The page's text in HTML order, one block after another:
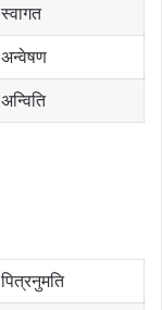
स्वागत
अन्वेषण
अन्विति
पित्रनुमति